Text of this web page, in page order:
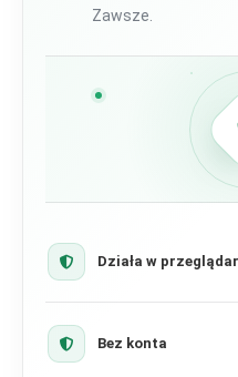
Zawsze.
Działa w
Bez konta